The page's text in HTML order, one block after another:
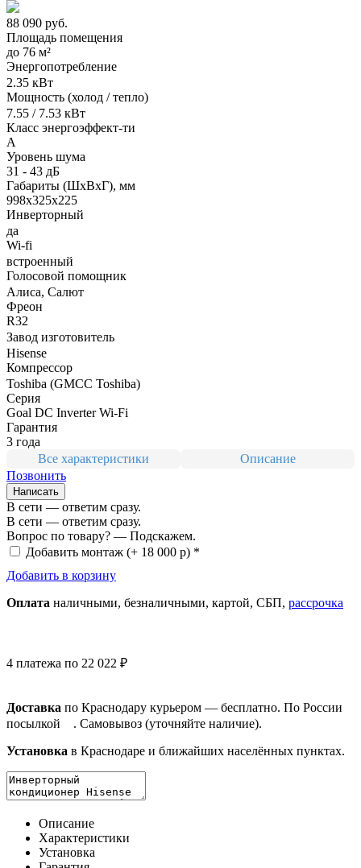
88 090 руб.
Площадь помещения
до 76 м²
Энергопотребление
2.35 кВт
Мощность (холод / тепло)
7.55 / 7.53 кВт
Класс энергоэффект-ти
A
Уровень шума
31 - 43 дБ
Габариты (ШxВxГ), мм
998x325x225
Инверторный
да
Wi-fi
встроенный
Голосовой помощник
Алиса, Салют
Фреон
R32
Завод изготовитель
Hisense
Компрессор
Toshiba (GMCC Toshiba)
Серия
Goal DC Inverter Wi-Fi
Гарантия
3 года
Все характеристики
Описание
Позвонить
Написать
В сети — ответим сразу.
В сети — ответим сразу.
Вопрос по товару? — Подскажем.
Добавить монтаж (+ 18 000 р) *
Добавить в корзину
Оплата наличными, безналичными, картой, СБП, рассрочка
4 платежа по 22 022 ₽
Доставка по Краснодару курьером — бесплатно. По России
посылкой
. Самовывоз (уточняйте наличие).
Установка в Краснодаре и ближайших населённых пунктах.
Описание
Характеристики
Установка